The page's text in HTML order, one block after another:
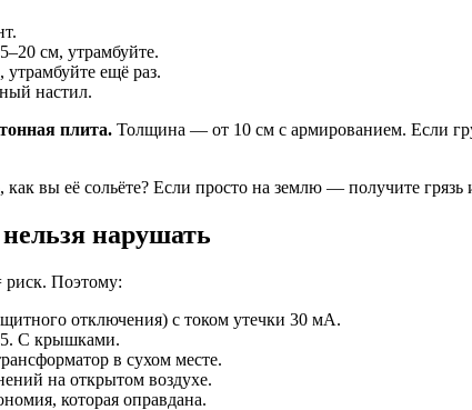
см, утрамбуйте.
ещё раз.
настил.
плита. Толщина — от 10 см с армированием. Если
как вы её сольёте? Если просто на землю — получите
нарушать
риск. Поэтому:
отключения) с током утечки 30 мА.
С крышками.
в сухом месте.
на открытом воздухе.
которая оправдана.